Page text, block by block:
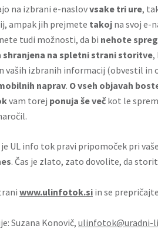
na izbrani e-naslovvsake tri ure,
ampak jih prejmete takoj na svoj e-
tudi možnosti, da bi nehote
shranjena na spletni strani storitve,
vaših izbranih informacij (obvestil in
naprav. O vseh objavah
vam torej ponuja še več kot le
UL info tok pravi pripomoček pri
. Čas je zlato, zato dovolite, da
www.ulinfotok.si in se
Suzana Konovič,ulinfotok@uradni-